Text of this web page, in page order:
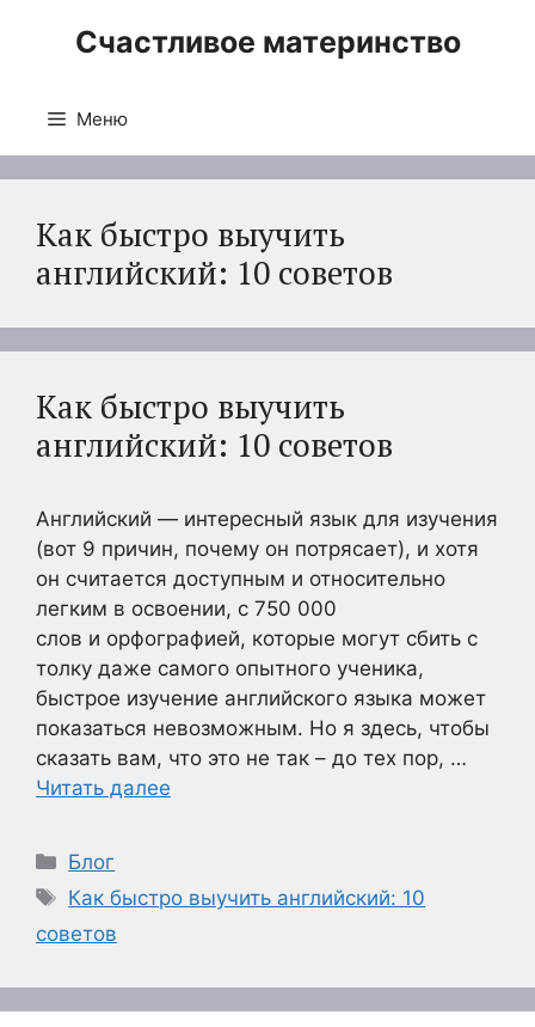
Счастливое материнство
Меню
Как быстро выучить
английский: 10 советов
Как быстро выучить
английский: 10 советов
Английский — интересный язык для изучения
(вот 9 причин, почему он потрясает), и хотя
он считается доступным и относительно
легким в освоении, с 750 000
слов и орфографией, которые могут сбить с
толку даже самого опытного ученика,
быстрое изучение английского языка может
показаться невозможным. Но я здесь, чтобы
сказать вам, что это не так – до тех пор, …
Читать далее
Рубрики
Блог
Метки
Как быстро выучить английский: 10
советов